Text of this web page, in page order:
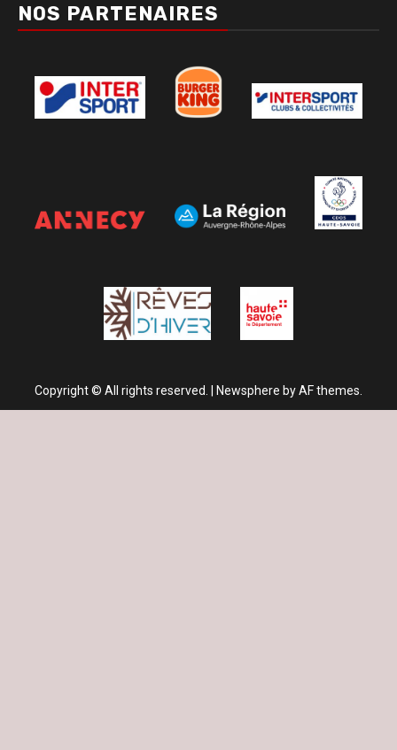
NOS PARTENAIRES
Copyright © All rights reserved. | Newsphere by AF themes.